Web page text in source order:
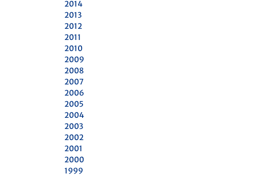
2014
2013
2012
2011
2010
2009
2008
2007
2006
2005
2004
2003
2002
2001
2000
1999